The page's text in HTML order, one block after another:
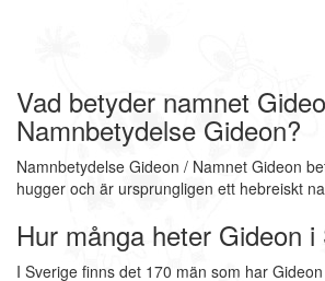
Vad betyder namnet
Namnbetydelse Gideon?
Namnbetydelse Gideon / Namnet Gideon
hugger och är ursprungligen ett hebreiskt
Hur många heter Gideon i
I Sverige finns det 170 män som har